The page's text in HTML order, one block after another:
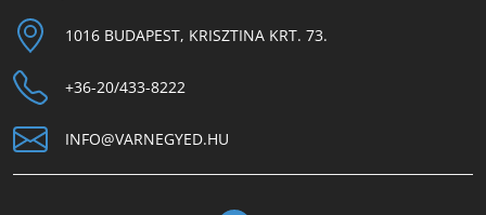
1016 BUDAPEST, KRISZTINA KRT. 73.
+36-20/433-8222
INFO@VARNEGYED.HU